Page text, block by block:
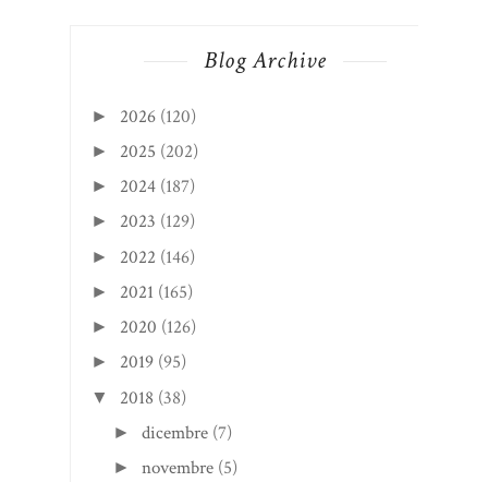
Blog Archive
► 2026 (120)
► 2025 (202)
► 2024 (187)
► 2023 (129)
► 2022 (146)
► 2021 (165)
► 2020 (126)
► 2019 (95)
▼ 2018 (38)
►dicembre (7)
►novembre (5)